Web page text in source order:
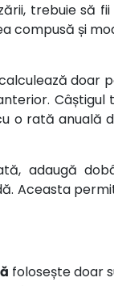
trebuie să
compusă și
doar
o rată anuală
adaugă
Aceasta
folosește doar